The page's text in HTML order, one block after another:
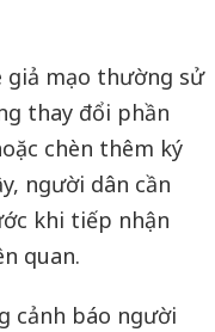
giả mạo thường sử
thay đổi phần
chèn thêm ký
người dân cần
khi tiếp nhận
quan.
cảnh báo người